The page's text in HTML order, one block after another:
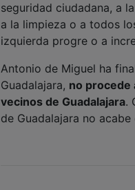
seguridad ciudadana, a
a la limpieza o a todos
izquierda progre o a
Antonio de Miguel ha
Guadalajara, no procede
vecinos de Guadalajara.
de Guadalajara no